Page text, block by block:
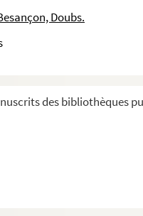
Doubs.
des bibliothèques